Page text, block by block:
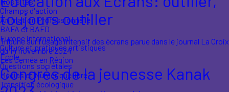
Champs d'action
Animation Professionnelle
BAFA et BAFD
Europe international
Culture et pratiques artistiques
École
Questions sociétales
Médias et Numérique libre
Transition écologique
toujours outiller
Tribune sur l'usage intensif des écrans parue dans le journal La Croix
du 14 novembre 2024
Les Ceméa en Région
Congrès de la jeunesse Kanak